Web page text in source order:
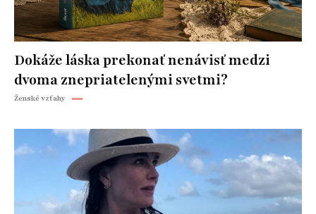
Dokáže láska prekonať nenávisť medzi
dvoma znepriatelenými svetmi?
Ženské vzťahy